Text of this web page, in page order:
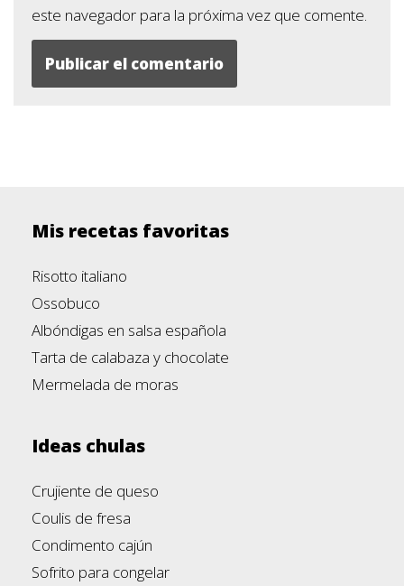
este navegador para la próxima vez que comente.
Mis recetas favoritas
Risotto italiano
Ossobuco
Albóndigas en salsa española
Tarta de calabaza y chocolate
Mermelada de moras
Ideas chulas
Crujiente de queso
Coulis de fresa
Condimento cajún
Sofrito para congelar